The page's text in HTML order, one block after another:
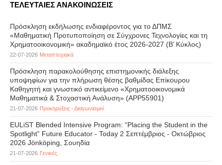
ΤΕΛΕΥΤΑΙΕΣ ΑΝΑΚΟΙΝΩΣΕΙΣ
Πρόσκληση εκδήλωσης ενδιαφέροντος για το ΔΠΜΣ
«Μαθηματική Προτυποποίηση σε Σύγχρονες Τεχνολογίες και τη
Χρηματοοικονομική» ακαδημαϊκό έτος 2026-2027 (B’ Kύκλος)
22-07-2026 Μεταπτυχιακά
Πρόσκληση παρακολούθησης επιστημονικής διάλεξης
υποψηφίων για την πλήρωση θέσης βαθμίδας Επίκουρου
Καθηγητή και γνωστικό αντικείμενο «Χρηματοοικονομικά
Μαθηματικά & Στοχαστική Ανάλυση» (APP55901)
21-07-2026 Προκηρύξεις - Διαγωνισμοί
EULiST Blended Intensive Program: “Placing the Student in the
Spotlight” Future Educator - Today 2 Σεπτέμβριος - Οκτώβριος
2026 Jönköping, Σουηδία
21-07-2026 Γενικές